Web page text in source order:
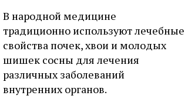
В народной медицине
традиционно используют лечебные
свойства почек, хвои и молодых
шишек сосны для лечения
различных заболеваний
внутренних органов.